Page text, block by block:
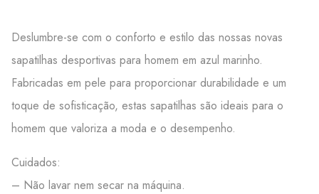
Deslumbre-se com o conforto e estilo das nossas novas
sapatilhas desportivas para homem em azul marinho.
Fabricadas em pele para proporcionar durabilidade e um
toque de sofisticação, estas sapatilhas são ideais para o
homem que valoriza a moda e o desempenho.
Cuidados:
– Não lavar nem secar na máquina.